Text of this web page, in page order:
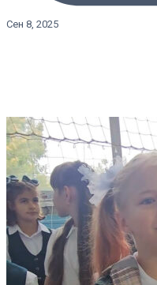
Сен 8, 2025